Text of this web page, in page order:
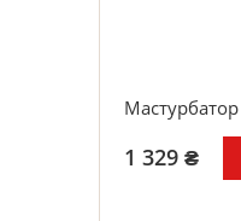
1 329 ₴